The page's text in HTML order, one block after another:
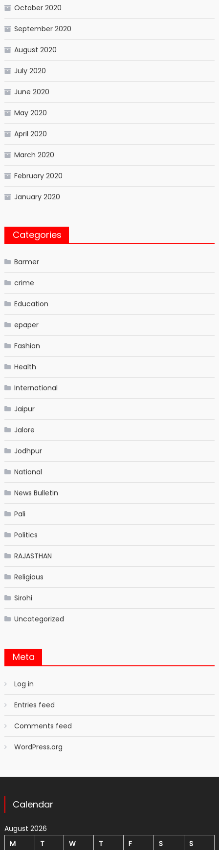
October 2020
September 2020
August 2020
July 2020
June 2020
May 2020
April 2020
March 2020
February 2020
January 2020
Categories
Barmer
crime
Education
epaper
Fashion
Health
International
Jaipur
Jalore
Jodhpur
National
News Bulletin
Pali
Politics
RAJASTHAN
Religious
Sirohi
Uncategorized
Meta
Log in
Entries feed
Comments feed
WordPress.org
Calendar
August 2026
M
T W T F S
S